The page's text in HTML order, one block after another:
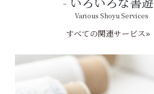
Various Shoyu Services
すべての関連サービス»